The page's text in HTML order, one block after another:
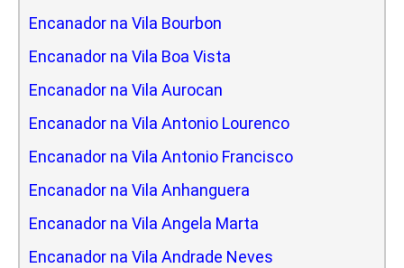
Encanador na Vila Bourbon
Encanador na Vila Boa Vista
Encanador na Vila Aurocan
Encanador na Vila Antonio Lourenco
Encanador na Vila Antonio Francisco
Encanador na Vila Anhanguera
Encanador na Vila Angela Marta
Encanador na Vila Andrade Neves